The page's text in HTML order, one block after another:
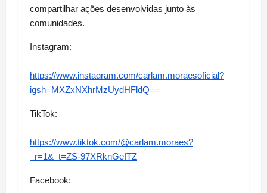
compartilhar ações desenvolvidas junto às
comunidades.
Instagram:
https://www.instagram.com/carlam.moraesoficial?
igsh=MXZxNXhrMzUydHFldQ==
TikTok:
https://www.tiktok.com/@carlam.moraes?
_r=1&_t=ZS-97XRknGeITZ
Facebook: